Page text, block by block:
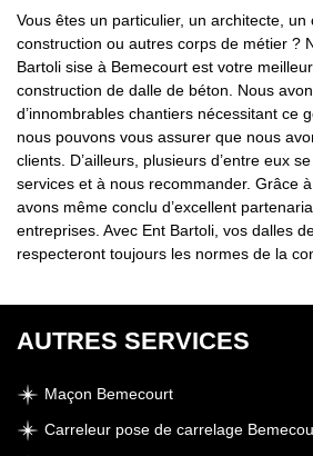
Vous êtes un particulier, un architecte, un
construction ou autres corps de métier ?
Bartoli sise à Bemecourt est votre
construction de dalle de béton. Nous
d’innombrables chantiers nécessitant ce
nous pouvons vous assurer que nous
clients. D’ailleurs, plusieurs d’entre eux
services et à nous recommander. Grâce
avons même conclu d’excellent
entreprises. Avec Ent Bartoli, vos dalles
respecteront toujours les normes de la
AUTRES SERVICES
Maçon Bemecourt
Carreleur pose de carrelage